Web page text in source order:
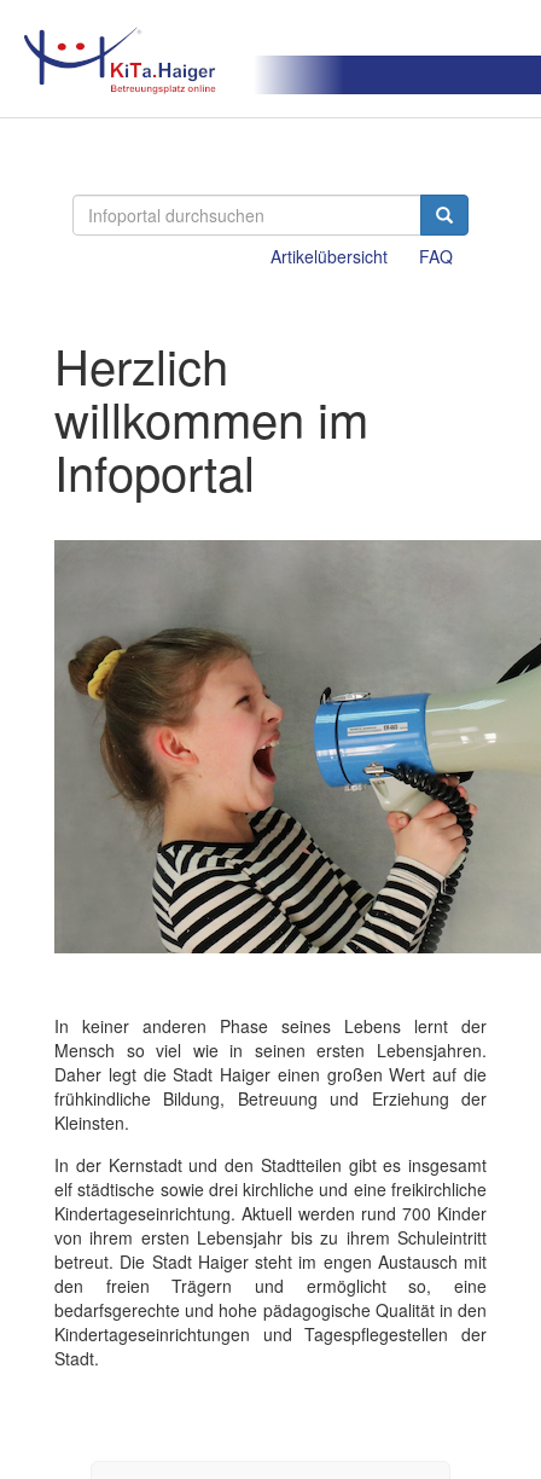
FAQ
Artikelübersicht
Herzlich
willkommen im
Infoportal
In keiner anderen Phase seines Lebens lernt der
Mensch so viel wie in seinen ersten Lebensjahren.
Daher legt die Stadt Haiger einen großen Wert auf die
frühkindliche Bildung, Betreuung und Erziehung der
Kleinsten.
In der Kernstadt und den Stadtteilen gibt es insgesamt
elf städtische sowie drei kirchliche und eine freikirchliche
Kindertageseinrichtung. Aktuell werden rund 700 Kinder
von ihrem ersten Lebensjahr bis zu ihrem Schuleintritt
betreut. Die Stadt Haiger steht im engen Austausch mit
den freien Trägern und ermöglicht so, eine
bedarfsgerechte und hohe pädagogische Qualität in den
Kindertageseinrichtungen und Tagespflegestellen der
Stadt.